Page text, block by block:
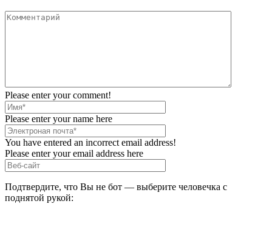
Please enter your comment!
Please enter your name here
You have entered an incorrect email address!
Please enter your email address here
Подтвердите, что Вы не бот — выберите человечка с
поднятой рукой: